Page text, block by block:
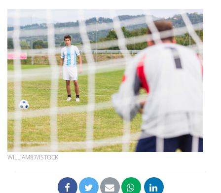
WILLIAM87/ISTOCK